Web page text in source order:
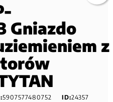
Gniazdo
z
torów
5907577480752 ID:24357